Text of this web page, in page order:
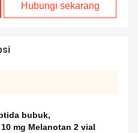
Hubungi sekarang
bubuk,
10 mg Melanotan 2 vial